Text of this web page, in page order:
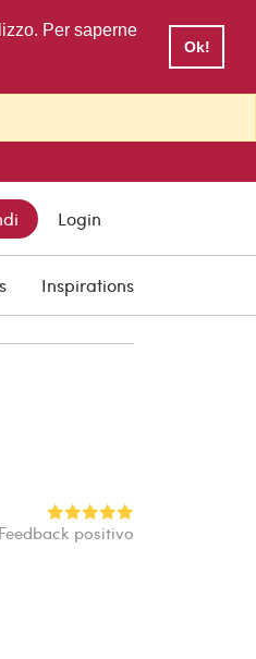
Per saperne
Ok!
Login
Inspirations
positivo